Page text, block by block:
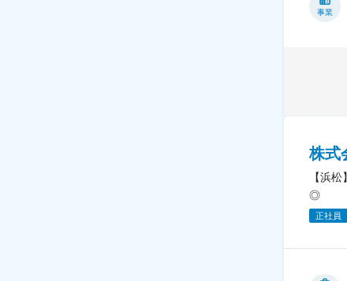
事業
株式
【浜
◎
正社員